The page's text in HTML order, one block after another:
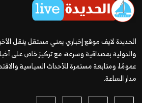
الحديدة لايف موقع إخباري يمني مستقل ينقل
والدولية بمصداقية وسرعة، مع تركيز خاص على
عمومًا، ومتابعة مستمرة للأحداث السياسية
مدار الساعة.